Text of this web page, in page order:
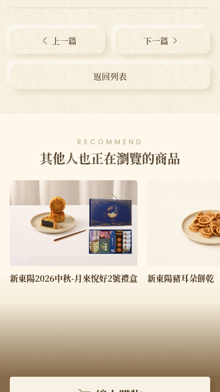
上一篇
返回列表
下一篇
RECOMMEND
其他人也正在瀏覽的商品
新東陽2026中秋-月來悅好2號禮盒 新東陽豬耳朵餅乾